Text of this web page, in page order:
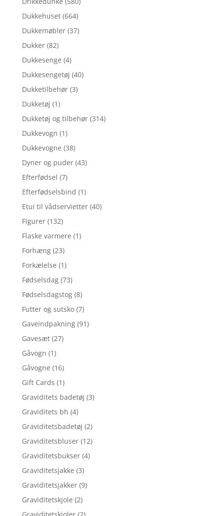
Dukkehuset (664)
Dukkemøbler (37)
Dukker (82)
Dukkesenge (4)
Dukkesengetøj (40)
Dukketilbehør (3)
Dukketøj (1)
Dukketøj og tilbehør (314)
Dukkevogn (1)
Dukkevogne (38)
Dyner og puder (43)
Efterfødsel (7)
Efterfødselsbind (1)
Etui til vådservietter (40)
Figurer (132)
Flaske varmere (1)
Forhæng (23)
Forkælelse (1)
Fødselsdag (73)
Fødselsdagstog (8)
Futter og sutsko (7)
Gaveindpakning (91)
Gavesæt (27)
Gåvogn (1)
Gåvogne (16)
Gift Cards (1)
Graviditets badetøj (3)
Graviditets bh (4)
Graviditetsbadetøj (2)
Graviditetsbluser (12)
Graviditetsbukser (4)
Graviditetsjakke (3)
Graviditetsjakker (9)
Graviditetskjole (2)
Graviditetskjoler (2)